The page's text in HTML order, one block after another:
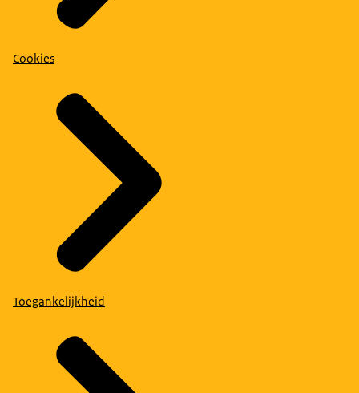
Cookies
Toegankelijkheid